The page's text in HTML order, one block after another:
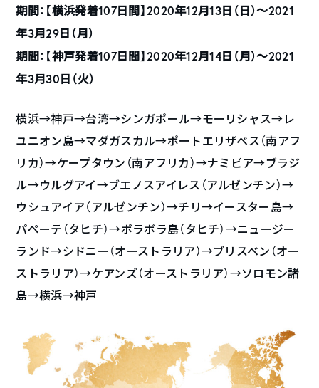
期間：【横浜発着107日間】2020年12月13日（日）〜2021
年3月29日（月）
期間：【神戸発着107日間】2020年12月14日（月）〜2021
年3月30日（火）
横浜→神戸→台湾→シンガポール→モーリシャス→レ
ユニオン島→マダガスカル→ポートエリザベス（南アフ
リカ）→ケープタウン（南アフリカ）→ナミビア→ブラジ
ル→ウルグアイ→ブエノスアイレス（アルゼンチン）→
ウシュアイア（アルゼンチン）→チリ→イースター島→
パペーテ（タヒチ）→ボラボラ島（タヒチ）→ニュージー
ランド→シドニー（オーストラリア）→ブリスベン（オー
ストラリア）→ケアンズ（オーストラリア）→ソロモン諸
島→横浜→神戸